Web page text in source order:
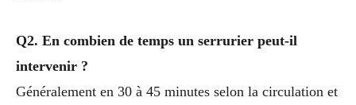
Q2. En combien de temps un serrurier peut-il
intervenir ?
Généralement en 30 à 45 minutes selon la circulation et